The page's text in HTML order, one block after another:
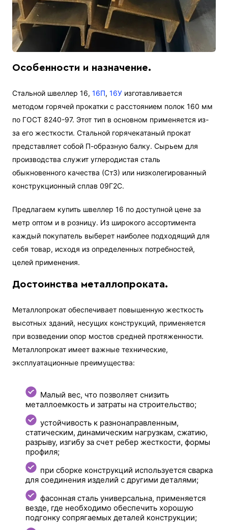
Особенности и назначение.
Стальной швеллер 16,16П,16У изготавливается
методом горячей прокатки с расстоянием полок 160 мм
по ГОСТ 8240-97. Этот тип в основном применяется из-
за его жесткости. Стальной горячекатаный прокат
представляет собой П-образную балку. Сырьем для
производства служит углеродистая сталь
обыкновенного качества (Ст3) или низколегированный
конструкционный сплав 09Г2С.
Предлагаем купить швеллер 16 по доступной цене за
метр оптом и в розницу. Из широкого ассортимента
каждый покупатель выберет наиболее подходящий для
себя товар, исходя из определенных потребностей,
целей применения.
Достоинства металлопроката.
Металлопрокат обеспечивает повышенную жесткость
высотных зданий, несущих конструкций, применяется
при возведении опор мостов средней протяженности.
Металлопрокат имеет важные технические,
эксплуатационные преимущества:
Малый вес, что позволяет снизить
металлоемкость и затраты на строительство;
устойчивость к разнонаправленным,
статическим, динамическим нагрузкам, сжатию,
разрыву, изгибу за счет ребер жесткости, формы
профиля;
при сборке конструкций используется сварка
для соединения изделий с другими деталями;
фасонная сталь универсальна, применяется
везде, где необходимо обеспечить хорошую
подгонку сопрягаемых деталей конструкции;